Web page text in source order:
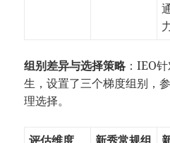
组别差异与选择策略：IEO
生，设置了三个梯度组别，
理选择。